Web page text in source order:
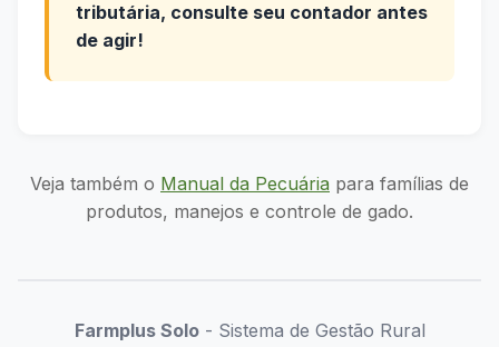
tributária, consulte seu contador antes
de agir!
Veja também o Manual da Pecuária para famílias de
produtos, manejos e controle de gado.
Farmplus Solo- Sistema de Gestão Rural